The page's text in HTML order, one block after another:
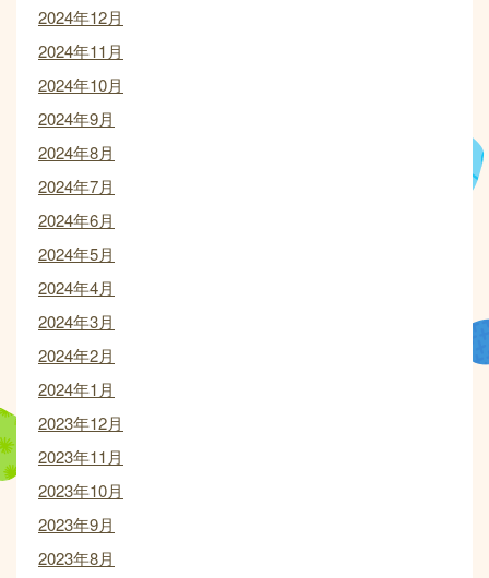
2024年12月
2024年11月
2024年10月
2024年9月
2024年8月
2024年7月
2024年6月
2024年5月
2024年4月
2024年3月
2024年2月
2024年1月
2023年12月
2023年11月
2023年10月
2023年9月
2023年8月